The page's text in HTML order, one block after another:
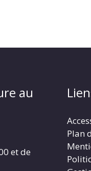
au
et de
Plan